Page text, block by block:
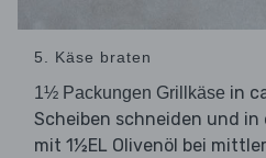
5. Käse braten
1½ Packungen Grillkäse in
Scheiben schneiden und
mit 1½EL Olivenöl bei